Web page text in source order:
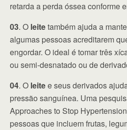
retarda a perda óssea conforme
03. O leitetambém ajuda a
algumas pessoas acreditarem
engordar. O ideal é tomar três
ou semi-desnatado ou de
04. O leitee seus derivados
pressão sanguínea. Uma
Approaches to Stop
pessoas que incluem frutas,